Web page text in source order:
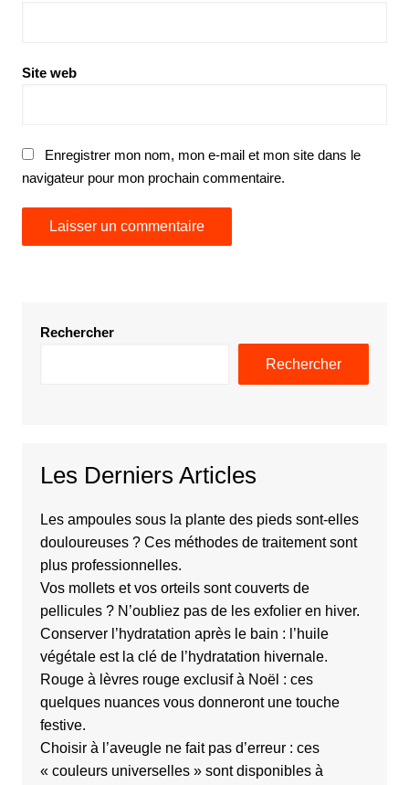
Site web
Enregistrer mon nom, mon e-mail et mon site dans le
navigateur pour mon prochain commentaire.
Rechercher
Rechercher
Les Derniers Articles
Les ampoules sous la plante des pieds sont-elles
douloureuses ? Ces méthodes de traitement sont
plus professionnelles.
Vos mollets et vos orteils sont couverts de
pellicules ? N’oubliez pas de les exfolier en hiver.
Conserver l’hydratation après le bain : l’huile
végétale est la clé de l’hydratation hivernale.
Rouge à lèvres rouge exclusif à Noël : ces
quelques nuances vous donneront une touche
festive.
Choisir à l’aveugle ne fait pas d’erreur : ces
« couleurs universelles » sont disponibles à